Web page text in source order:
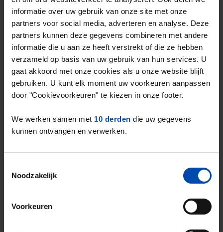
informatie over uw gebruik van onze site met onze
partners voor social media, adverteren en analyse. Deze
partners kunnen deze gegevens combineren met andere
informatie die u aan ze heeft verstrekt of die ze hebben
verzameld op basis van uw gebruik van hun services. U
gaat akkoord met onze cookies als u onze website blijft
gebruiken. U kunt elk moment uw voorkeuren aanpassen
door "Cookievoorkeuren" te kiezen in onze footer.
We werken samen met 10 derden die uw gegevens
kunnen ontvangen en verwerken.
Noodzakelijk
Voorkeuren
opzichte van het vorige kwartaal.
Het landelijke gemiddelde in de vrije sector
ligt op€19,90 per m2 .
De gemiddelde huurprijs in de vrije sector in
Schiedam ligt dus9,37% boven het
landelijk gemiddelde.
Deze cijfers zijn gebaseerd op
die in Q3 van 2025 zijn aangeboden in de
Dit is eenaanboddaling van 21%* in de vrije
sector ten opzichte van het vorige kwartaal.
* Verschillen in aanbod in de vrije sector zijn sterk
gecorrigeerd.